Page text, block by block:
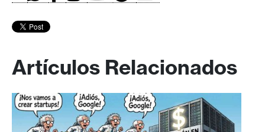
Artículos Relacionados